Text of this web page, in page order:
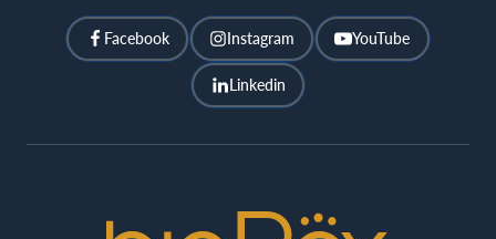
Facebook Instagram YouTube
Linkedin
Cinemas